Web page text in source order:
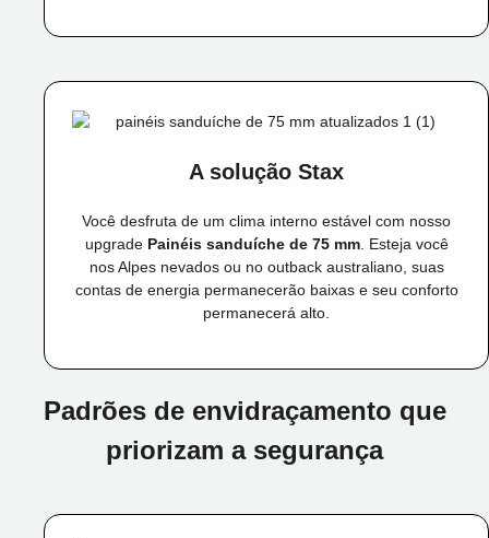
A solução Stax
Você desfruta de um clima interno estável com nosso
upgrade Painéis sanduíche de 75 mm. Esteja você
nos Alpes nevados ou no outback australiano, suas
contas de energia permanecerão baixas e seu conforto
permanecerá alto.
Padrões de envidraçamento que
priorizam a segurança